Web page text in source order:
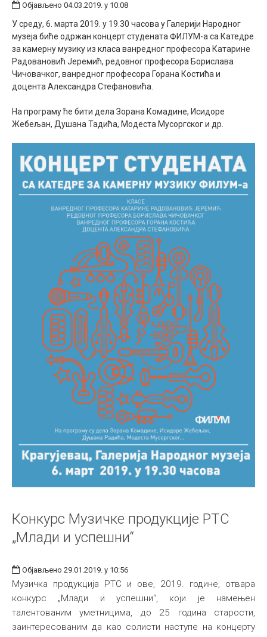
Објављено 04.03.2019. у 10:08
У среду, 6. марта 2019. у 19.30 часова у Галерији Народног
музеја биће одржан концерт студената ФИЛУМ-а са Катедре
за камерну музику из класа ванредног професора Катарине
Радовановић Јеремић, редовног професора Борислава
Чичовачког, ванредног професора Горана Костића и
доцента Александра Стефановића.
На програму ће бити дела Зорана Комадине, Исидоре
Жебељан, Душана Тадића, Модеста Мусоргског и др.
Конкурс Музичке продукције РТС
„Млади и успешни“
Објављено 29.01.2019. у 10:56
Музичка продукција РТС и ове, 2019. године, отвара
конкурс „Млади и успешни“, који је намењен
талентованим уметницима, до 25 година старости,
заинтересованим да као солисти наступе на концерту